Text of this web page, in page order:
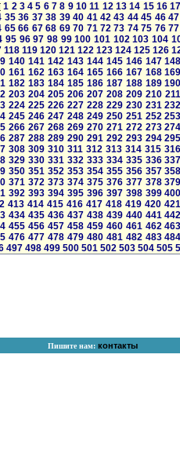
1 2 3 4 5 6 7 8 9 10 11 12 13 14 15 16
35 36 37 38 39 40 41 42 43 44 45 46 47
65 66 67 68 69 70 71 72 73 74 75 76 77
95 96 97 98 99 100 101 102 103 104
118 119 120 121 122 123 124 125 126
140 141 142 143 144 145 146 147
161 162 163 164 165 166 167 168
182 183 184 185 186 187 188 189
203 204 205 206 207 208 209 210 211
224 225 226 227 228 229 230 231
245 246 247 248 249 250 251 252
266 267 268 269 270 271 272 273
287 288 289 290 291 292 293 294
308 309 310 311 312 313 314 315 316
329 330 331 332 333 334 335 336
350 351 352 353 354 355 356 357
371 372 373 374 375 376 377 378
392 393 394 395 396 397 398 399
413 414 415 416 417 418 419 420 421
434 435 436 437 438 439 440 441
455 456 457 458 459 460 461 462
476 477 478 479 480 481 482 483
497 498 499 500 501 502 503 504 505
Пишите нам: контакты